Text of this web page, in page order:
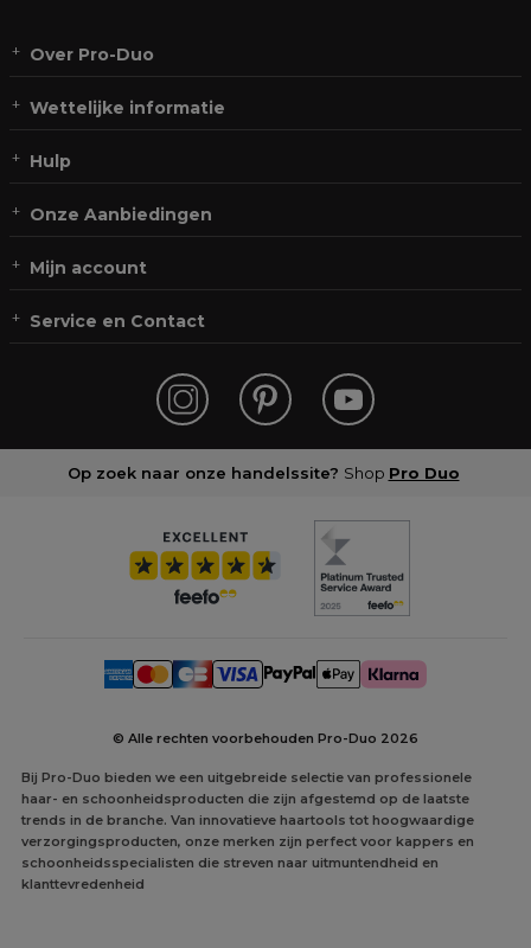
Over Pro-Duo
Wettelijke informatie
Hulp
Onze Aanbiedingen
Mijn account
Service en Contact
Op zoek naar onze handelssite? Shop Pro Duo
© Alle rechten voorbehouden Pro-Duo 2026
Bij Pro-Duo bieden we een uitgebreide selectie van professionele
haar- en schoonheidsproducten die zijn afgestemd op de laatste
trends in de branche. Van innovatieve haartools tot hoogwaardige
verzorgingsproducten, onze merken zijn perfect voor kappers en
schoonheidsspecialisten die streven naar uitmuntendheid en
klanttevredenheid